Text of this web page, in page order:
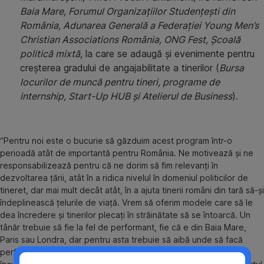
Baia Mare, Forumul Organizațiilor Studențești din
România, Adunarea Generală a Federației Young Men’s
Christian Associations România, ONG Fest, Şcoală
politică mixtă, la care se adaugă și evenimente pentru
creșterea gradului de angajabilitate a tinerilor (Bursa
locurilor de muncă pentru tineri, programe de
internship, Start-Up HUB și Atelierul de Business).
“Pentru noi este o bucurie să găzduim acest program într-o
perioadă atât de importantă pentru România. Ne motivează și ne
responsabilizează pentru că ne dorim să fim relevanți în
dezvoltarea țării, atât în a ridica nivelul în domeniul politicilor de
tineret, dar mai mult decât atât, în a ajuta tinerii români din tară să-și
îndeplinească țelurile de viață. Vrem să oferim modele care să le
dea încredere și tinerilor plecați în străinătate să se întoarcă. Un
tânăr trebuie să fie la fel de performant, fie că e din Baia Mare,
Paris sau Londra, dar pentru asta trebuie să aibă unde să facă
performanță și, mai ales, performanța să îi fie recunoscută și